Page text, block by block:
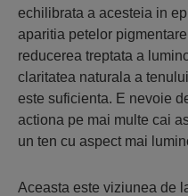
echilibrata a acesteia in
aparitia petelor
reducerea treptata a
claritatea naturala a
este suficienta. E nevoie
actiona pe mai multe cai
un ten cu aspect mai
Aceasta este viziunea de